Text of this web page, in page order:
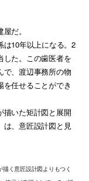
だ。
は10年以上になる。2
した。この歯医者を
で、渡辺事務所の物
任せることができ
描いた矩計図と展開
は、意匠設計図と見
く意匠設計図よりもつく